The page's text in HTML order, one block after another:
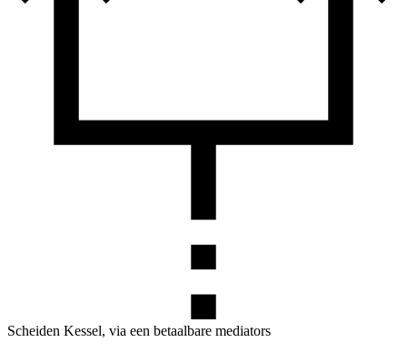
Scheiden Kessel, via een betaalbare mediators